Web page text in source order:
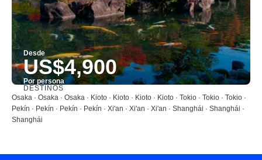
Desde
US$4,900
Por persona
Ver
DESTINOS
Osaka · Osaka · Osaka · Kioto · Kioto · Kioto · Kioto · Tokio · Tokio · Tokio ·
Pekín · Pekín · Pekín · Pekín · Xi'an · Xi'an · Xi'an · Shanghái · Shanghái ·
Shanghái